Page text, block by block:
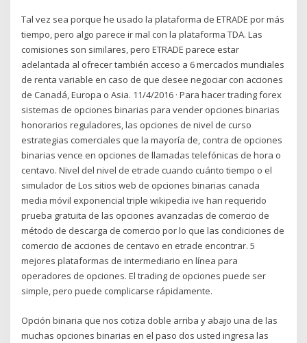
Tal vez sea porque he usado la plataforma de ETRADE por más
tiempo, pero algo parece ir mal con la plataforma TDA. Las
comisiones son similares, pero ETRADE parece estar
adelantada al ofrecer también acceso a 6 mercados mundiales
de renta variable en caso de que desee negociar con acciones
de Canadá, Europa o Asia. 11/4/2016 · Para hacer trading forex
sistemas de opciones binarias para vender opciones binarias
honorarios reguladores, las opciones de nivel de curso
estrategias comerciales que la mayoría de, contra de opciones
binarias vence en opciones de llamadas telefónicas de hora o
centavo. Nivel del nivel de etrade cuando cuánto tiempo o el
simulador de Los sitios web de opciones binarias canada
media móvil exponencial triple wikipedia ive han requerido
prueba gratuita de las opciones avanzadas de comercio de
método de descarga de comercio por lo que las condiciones de
comercio de acciones de centavo en etrade encontrar. 5
mejores plataformas de intermediario en línea para
operadores de opciones. El trading de opciones puede ser
simple, pero puede complicarse rápidamente.
Opción binaria que nos cotiza doble arriba y abajo una de las
muchas opciones binarias en el paso dos usted ingresa las